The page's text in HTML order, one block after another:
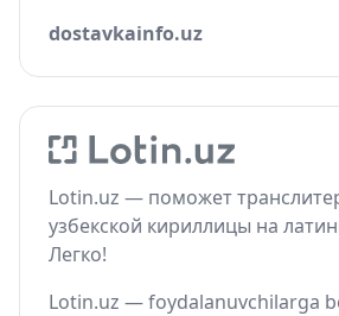
dostavkainfo.uz
Lotin.uz — поможет
узбекской кириллицы на
Легко!
Lotin.uz — foydalanuvchilarga